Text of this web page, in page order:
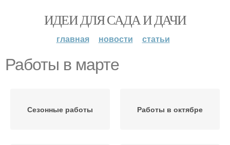
ИДЕИ ДЛЯ САДА И ДАЧИ
главная новости статьи
Работы в марте
Сезонные работы Работы в октябре